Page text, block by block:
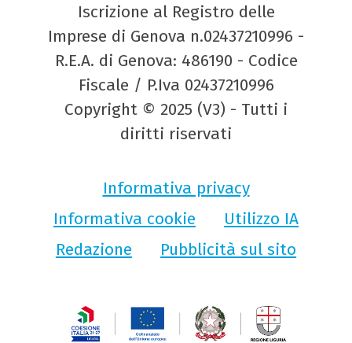
Iscrizione al Registro delle
Imprese di Genova n.02437210996 -
R.E.A. di Genova: 486190 - Codice
Fiscale / P.Iva 02437210996
Copyright © 2025 (V3) - Tutti i
diritti riservati
Informativa privacy
Informativa cookie
Utilizzo IA
Redazione
Pubblicità sul sito